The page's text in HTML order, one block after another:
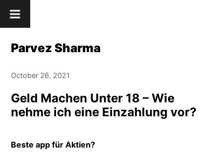
to
Parvez Sharma
October 26, 2021
Geld Machen Unter 18 – Wie
nehme ich eine Einzahlung vor?
Beste app für Aktien?